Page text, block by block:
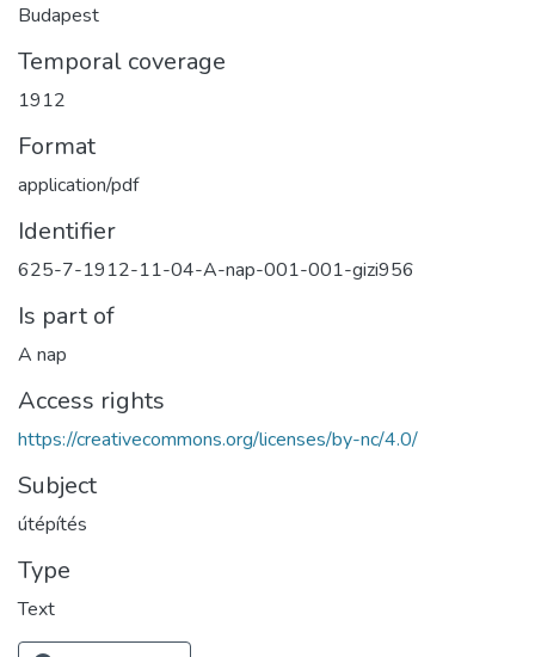
Budapest
Temporal coverage
1912
Format
application/pdf
Identifier
625-7-1912-11-04-A-nap-001-001-gizi956
Is part of
A nap
Access rights
https://creativecommons.org/licenses/by-nc/4.0/
Subject
útépítés
Type
Text